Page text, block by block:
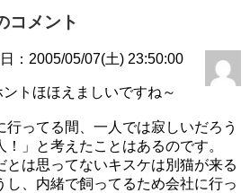
コメント
：2005/05/07(土) 23:50:00
ントほほえましいですね～
行ってる間、一人では寂しいだろう
！」と考えたことはあるのです。
とは思ってないキスケは別猫が来る
し、内緒で飼ってるため会社に行っ